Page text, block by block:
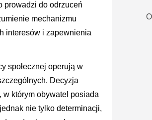
prowadzi do odrzuceń
mechanizmu
interesów i zapewnienia
społecznej operują w
Decyzja
którym obywatel posiada
nie tylko determinacji,